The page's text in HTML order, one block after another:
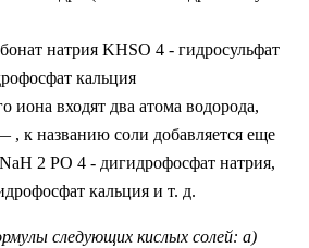
натрия KHSО 4 - гидросульфат
кальция
иона входят два атома водорода,
к названию соли добавляется еще
2 PО 4 - дигидрофосфат натрия,
кальция и т. д.
следующих кислых солей: а)